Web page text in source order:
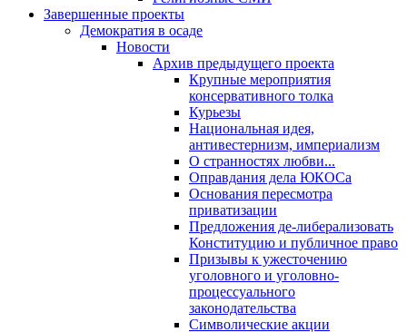
Завершенные проекты
Демократия в осаде
Новости
Архив предыдущего проекта
Крупные мероприятия
консервативного толка
Курьезы
Национальная идея,
антивестернизм, империализм
О странностях любви...
Оправдания дела ЮКОСа
Основания пересмотра
приватизации
Предложения де-либерализовать
Конституцию и публичное право
Призывы к ужесточению
уголовного и уголовно-
процессуального
законодательства
Символические акции